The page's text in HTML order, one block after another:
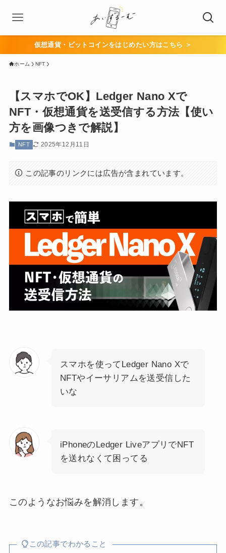
仮想通貨・ビットコインをはじめたい方はこちら ＞
ホーム NFT
【スマホでOK】Ledger Nano Xで
NFT・仮想通貨を送受信する方法【使い
方を画像つきで解説】
NFT 2025年12月11日
この記事のリンクには広告が含まれています。
スマホを使ってLedger Nano Xで
NFTやイーサリアムを送受信した
いな
iPhoneのLedger LiveアプリでNFT
を送れなくて困ってる
このようなお悩みを解消します。
この記事でわかること